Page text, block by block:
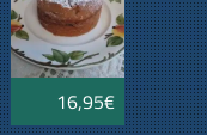
16,95€